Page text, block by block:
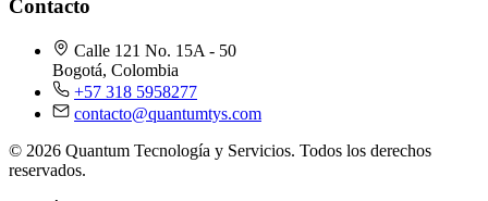
Contacto
Calle 121 No. 15A - 50
Bogotá, Colombia
+57 318 5958277
contacto@quantumtys.com
© 2026 Quantum Tecnología y Servicios. Todos los derechos
reservados.